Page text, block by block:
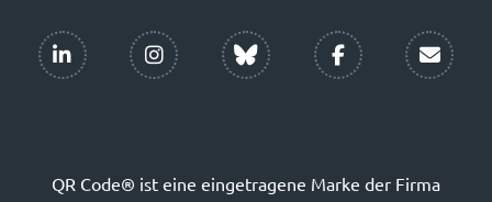
QR Code® ist eine eingetragene Marke der Firma